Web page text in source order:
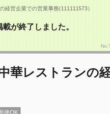
経営企業での営業事務(111111573）
載が終了しました。
華レストランの
接OK